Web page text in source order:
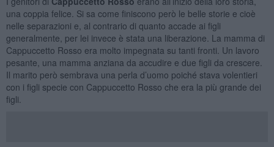
una coppia felice. Si sa come finiscono però le belle storie e cioè
nelle separazioni e, al contrario di quanto accade ai figli
generalmente, per lei invece è stata una liberazione. La mamma di
Cappuccetto Rosso era molto impegnata su tanti fronti. Un lavoro
pesante, una mamma anziana da accudire e due figli da crescere.
Il marito però sembrava una perla d’uomo poiché stava volentieri
con i figli specie con Cappuccetto Rosso che era la più grande dei
figli.